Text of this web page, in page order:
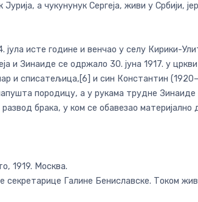
а чукунунук Сергеја, живи у Србији,
јула исте године и венчао у селу
и Зинаиде се одржало 30. јуна 1917. у
и списатељица,[6] и син Константин
породицу, а у рукама трудне Зинаиде
брака, у ком се обавезао материјално
1919. Москва.
секретарице Галине Бениславске. Током